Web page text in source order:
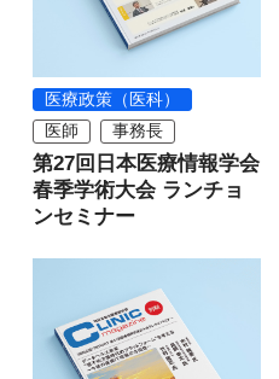
医療政策（医科）
医師
事務長
第27回日本医療情報学会
春季学術大会 ランチョ
ンセミナー